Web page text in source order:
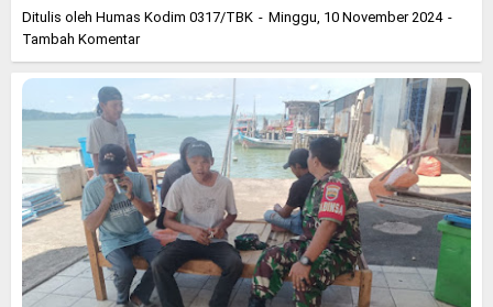
Ditulis oleh Humas Kodim 0317/TBK
Minggu, 10 November 2024
Tambah Komentar